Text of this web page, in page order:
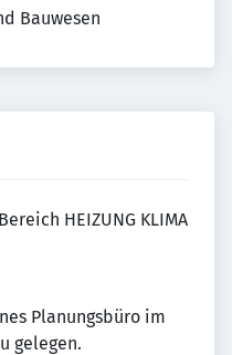
Bauwesen
HEIZUNG KLIMA
Planungsbüro im
gelegen.